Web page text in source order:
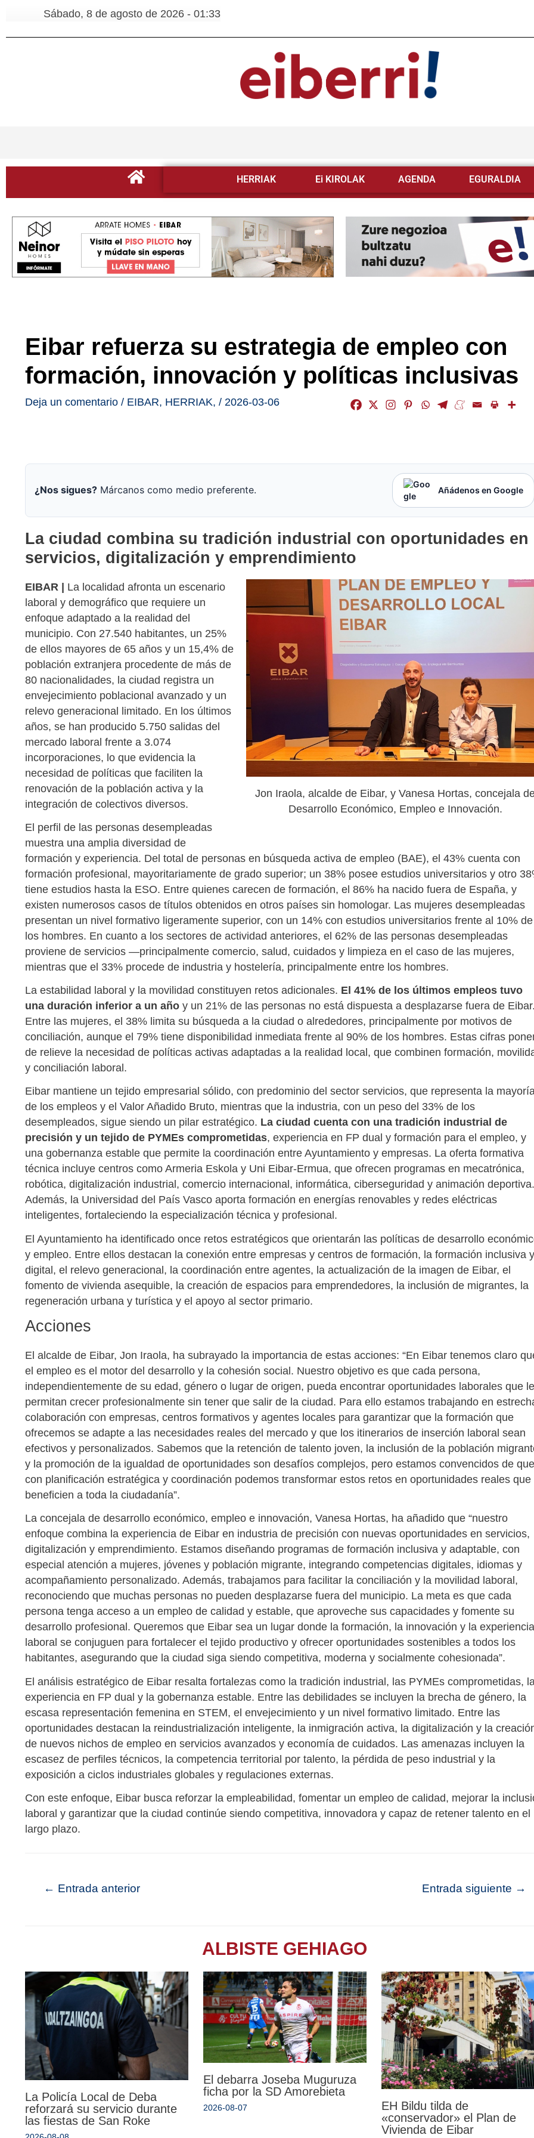
Sábado, 8 de agosto de 2026 - 01:33
HERRIAK Ei KIROLAK AGENDA EGURALDIA
Eibar refuerza su estrategia de empleo con
formación, innovación y políticas inclusivas
Deja un comentario / EIBAR, HERRIAK, / 2026-03-06
¿Nos sigues? Márcanos como medio preferente. Añádenos en Google
La ciudad combina su tradición industrial con oportunidades en
servicios, digitalización y emprendimiento
Jon Iraola, alcalde de Eibar, y Vanesa Hortas, concejala
Desarrollo Económico, Empleo e Innovación.
EIBAR | La localidad afronta un escenario
laboral y demográfico que requiere un
enfoque adaptado a la realidad del
municipio. Con 27.540 habitantes, un 25%
de ellos mayores de 65 años y un 15,4% de
población extranjera procedente de más de
80 nacionalidades, la ciudad registra un
envejecimiento poblacional avanzado y un
relevo generacional limitado. En los últimos
años, se han producido 5.750 salidas del
mercado laboral frente a 3.074
incorporaciones, lo que evidencia la
necesidad de políticas que faciliten la
renovación de la población activa y la
integración de colectivos diversos.
El perfil de las personas desempleadas
muestra una amplia diversidad de
formación y experiencia. Del total de personas en búsqueda activa de empleo (BAE), el 43% cuenta con
formación profesional, mayoritariamente de grado superior; un 38% posee estudios universitarios y otro
tiene estudios hasta la ESO. Entre quienes carecen de formación, el 86% ha nacido fuera de España, y
existen numerosos casos de títulos obtenidos en otros países sin homologar. Las mujeres desempleadas
presentan un nivel formativo ligeramente superior, con un 14% con estudios universitarios frente al 10% de
los hombres. En cuanto a los sectores de actividad anteriores, el 62% de las personas desempleadas
proviene de servicios —principalmente comercio, salud, cuidados y limpieza en el caso de las mujeres,
mientras que el 33% procede de industria y hostelería, principalmente entre los hombres.
La estabilidad laboral y la movilidad constituyen retos adicionales. El 41% de los últimos empleos tuvo
una duración inferior a un año y un 21% de las personas no está dispuesta a desplazarse fuera de Eibar.
Entre las mujeres, el 38% limita su búsqueda a la ciudad o alrededores, principalmente por motivos de
conciliación, aunque el 79% tiene disponibilidad inmediata frente al 90% de los hombres. Estas cifras
de relieve la necesidad de políticas activas adaptadas a la realidad local, que combinen formación,
y conciliación laboral.
Eibar mantiene un tejido empresarial sólido, con predominio del sector servicios, que representa la
de los empleos y el Valor Añadido Bruto, mientras que la industria, con un peso del 33% de los
desempleados, sigue siendo un pilar estratégico. La ciudad cuenta con una tradición industrial de
precisión y un tejido de PYMEs comprometidas, experiencia en FP dual y formación para el empleo, y
una gobernanza estable que permite la coordinación entre Ayuntamiento y empresas. La oferta formativa
técnica incluye centros como Armeria Eskola y Uni Eibar-Ermua, que ofrecen programas en mecatrónica,
robótica, digitalización industrial, comercio internacional, informática, ciberseguridad y animación deportiva.
Además, la Universidad del País Vasco aporta formación en energías renovables y redes eléctricas
inteligentes, fortaleciendo la especialización técnica y profesional.
El Ayuntamiento ha identificado once retos estratégicos que orientarán las políticas de desarrollo
y empleo. Entre ellos destacan la conexión entre empresas y centros de formación, la formación inclusiva y
digital, el relevo generacional, la coordinación entre agentes, la actualización de la imagen de Eibar, el
fomento de vivienda asequible, la creación de espacios para emprendedores, la inclusión de migrantes, la
regeneración urbana y turística y el apoyo al sector primario.
Acciones
El alcalde de Eibar, Jon Iraola, ha subrayado la importancia de estas acciones: “En Eibar tenemos claro
el empleo es el motor del desarrollo y la cohesión social. Nuestro objetivo es que cada persona,
independientemente de su edad, género o lugar de origen, pueda encontrar oportunidades laborales que le
permitan crecer profesionalmente sin tener que salir de la ciudad. Para ello estamos trabajando en
colaboración con empresas, centros formativos y agentes locales para garantizar que la formación que
ofrecemos se adapte a las necesidades reales del mercado y que los itinerarios de inserción laboral sean
efectivos y personalizados. Sabemos que la retención de talento joven, la inclusión de la población
y la promoción de la igualdad de oportunidades son desafíos complejos, pero estamos convencidos de que
con planificación estratégica y coordinación podemos transformar estos retos en oportunidades reales que
beneficien a toda la ciudadanía”.
La concejala de desarrollo económico, empleo e innovación, Vanesa Hortas, ha añadido que “nuestro
enfoque combina la experiencia de Eibar en industria de precisión con nuevas oportunidades en servicios,
digitalización y emprendimiento. Estamos diseñando programas de formación inclusiva y adaptable, con
especial atención a mujeres, jóvenes y población migrante, integrando competencias digitales, idiomas y
acompañamiento personalizado. Además, trabajamos para facilitar la conciliación y la movilidad laboral,
reconociendo que muchas personas no pueden desplazarse fuera del municipio. La meta es que cada
persona tenga acceso a un empleo de calidad y estable, que aproveche sus capacidades y fomente su
desarrollo profesional. Queremos que Eibar sea un lugar donde la formación, la innovación y la experiencia
laboral se conjuguen para fortalecer el tejido productivo y ofrecer oportunidades sostenibles a todos los
habitantes, asegurando que la ciudad siga siendo competitiva, moderna y socialmente cohesionada”.
El análisis estratégico de Eibar resalta fortalezas como la tradición industrial, las PYMEs comprometidas, la
experiencia en FP dual y la gobernanza estable. Entre las debilidades se incluyen la brecha de género, la
escasa representación femenina en STEM, el envejecimiento y un nivel formativo limitado. Entre las
oportunidades destacan la reindustrialización inteligente, la inmigración activa, la digitalización y la
de nuevos nichos de empleo en servicios avanzados y economía de cuidados. Las amenazas incluyen la
escasez de perfiles técnicos, la competencia territorial por talento, la pérdida de peso industrial y la
exposición a ciclos industriales globales y regulaciones externas.
Con este enfoque, Eibar busca reforzar la empleabilidad, fomentar un empleo de calidad, mejorar la
laboral y garantizar que la ciudad continúe siendo competitiva, innovadora y capaz de retener talento en el
largo plazo.
← Entrada anterior Entrada siguiente →
ALBISTE GEHIAGO
La Policía Local de Deba
reforzará su servicio durante
las fiestas de San Roke
El debarra Joseba Muguruza
ficha por la SD Amorebieta
2026-08-07
EH Bildu tilda de
«conservador» el Plan de
Vivienda de Eibar